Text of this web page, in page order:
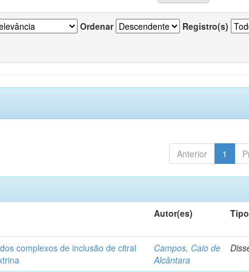
Ordenar Registro(s)
Anterior 1
Autor(es) Tipo
complexos de inclusão de citral
Campos, Caio de
Alcântara